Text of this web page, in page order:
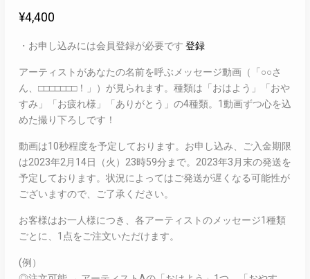
¥4,400
・お申し込みには会員登録が必要です 登録
アーティストがあなたの名前を呼ぶメッセージ動画（「○○さ
ん、□□□□□□□！」）が見られます。種類は「おはよう」「おや
すみ」「お疲れ様」「ありがとう」の4種類。1動画ずつ心を込
めた撮り下ろしです！
動画は10秒程度を予定しております。お申し込み、ご入金期限
は2023年2月14日（火）23時59分まで。2023年3月末の発送を
予定しております。状況によってはご発送が遅くなる可能性が
ございますので、ご了承ください。
お客様はお一人様につき、各アーティストのメッセージ1種類
ごとに、1点をご注文いただけます。
(例）